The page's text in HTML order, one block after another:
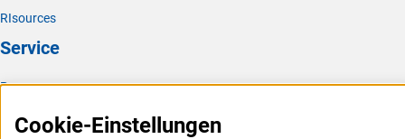
RIsources
Service
Presse
FAQCookie-Einstellungen